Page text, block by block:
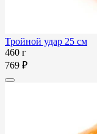
Тройной удар 25 см
460 г
769 ₽